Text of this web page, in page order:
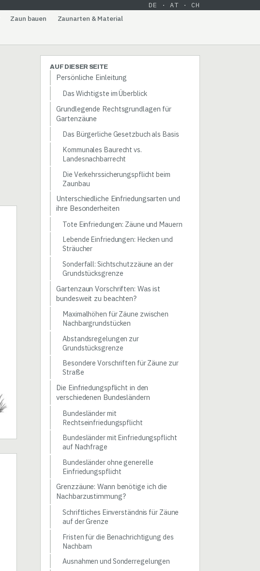
DE · AT · CH
Zaun bauen
Zaunarten & Material
AUF DIESER SEITE
Persönliche Einleitung
Das Wichtigste im Überblick
Grundlegende Rechtsgrundlagen für
Gartenzäune
Das Bürgerliche Gesetzbuch als Basis
Kommunales Baurecht vs.
Landesnachbarrecht
Die Verkehrssicherungspflicht beim
Zaunbau
Unterschiedliche Einfriedungsarten und
ihre Besonderheiten
Tote Einfriedungen: Zäune und Mauern
Lebende Einfriedungen: Hecken und
Sträucher
Sonderfall: Sichtschutzzäune an der
Grundstücksgrenze
Gartenzaun Vorschriften: Was ist
bundesweit zu beachten?
Maximalhöhen für Zäune zwischen
Nachbargrundstücken
Abstandsregelungen zur
Grundstücksgrenze
Besondere Vorschriften für Zäune zur
Straße
Die Einfriedungspflicht in den
verschiedenen Bundesländern
Bundesländer mit
Rechtseinfriedungspflicht
Bundesländer mit Einfriedungspflicht
auf Nachfrage
Bundesländer ohne generelle
Einfriedungspflicht
Grenzzäune: Wann benötige ich die
Nachbarzustimmung?
Schriftliches Einverständnis für Zäune
auf der Grenze
Fristen für die Benachrichtigung des
Nachbarn
Ausnahmen und Sonderregelungen